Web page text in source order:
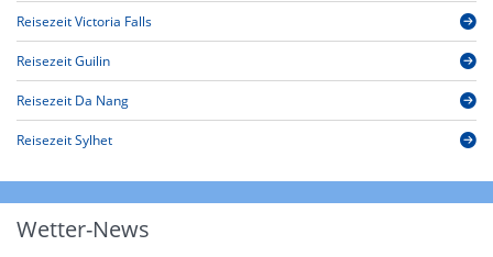
Reisezeit Victoria Falls
Reisezeit Guilin
Reisezeit Da Nang
Reisezeit Sylhet
Wetter-News